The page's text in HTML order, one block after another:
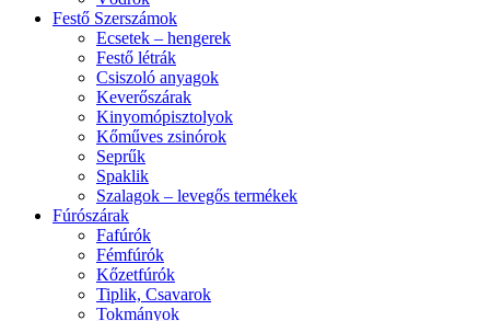
Festő Szerszámok
Ecsetek – hengerek
Festő létrák
Csiszoló anyagok
Keverőszárak
Kinyomópisztolyok
Kőműves zsinórok
Seprűk
Spaklik
Szalagok – levegős termékek
Fúrószárak
Fafúrók
Fémfúrók
Kőzetfúrók
Tiplik, Csavarok
Tokmányok